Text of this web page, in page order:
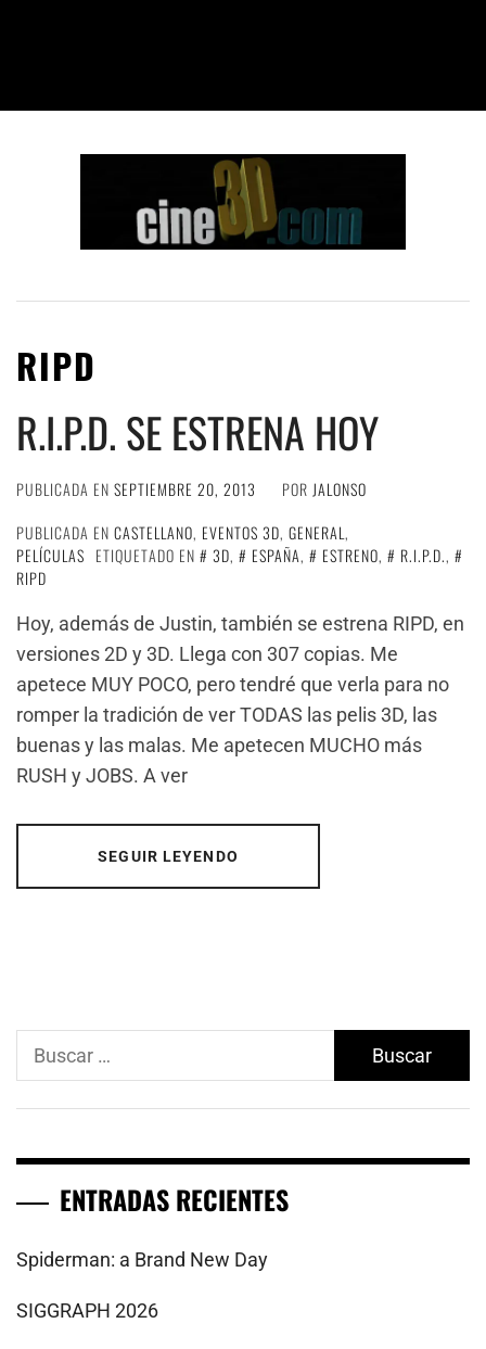
RIPD
R.I.P.D. SE ESTRENA HOY
PUBLICADA EN SEPTIEMBRE 20, 2013 POR JALONSO
PUBLICADA EN CASTELLANO, EVENTOS 3D, GENERAL,
PELÍCULAS ETIQUETADO EN 3D, ESPAÑA, ESTRENO, R.I.P.D.,
RIPD
Hoy, además de Justin, también se estrena RIPD, en
versiones 2D y 3D. Llega con 307 copias. Me
apetece MUY POCO, pero tendré que verla para no
romper la tradición de ver TODAS las pelis 3D, las
buenas y las malas. Me apetecen MUCHO más
RUSH y JOBS. A ver
SEGUIR LEYENDO
Buscar:
ENTRADAS RECIENTES
Spiderman: a Brand New Day
SIGGRAPH 2026